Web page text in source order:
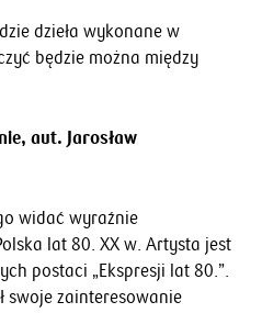
dzieła wykonane w
będzie można między
aut. Jarosław
widać wyraźnie
lat 80. XX w. Artysta jest
postaci „Ekspresji lat 80.”.
swoje zainteresowanie